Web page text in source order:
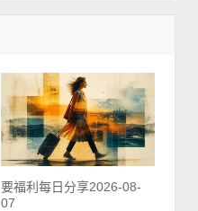
要福利每日分享2026-08-
07